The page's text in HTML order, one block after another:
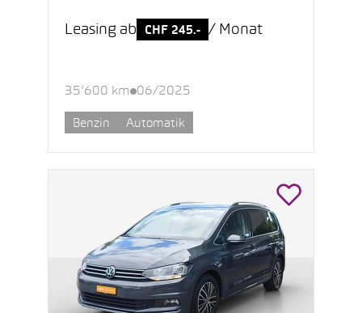
Leasing ab CHF 245.- / Monat
35’600 km 06/2025
Benzin Automatik